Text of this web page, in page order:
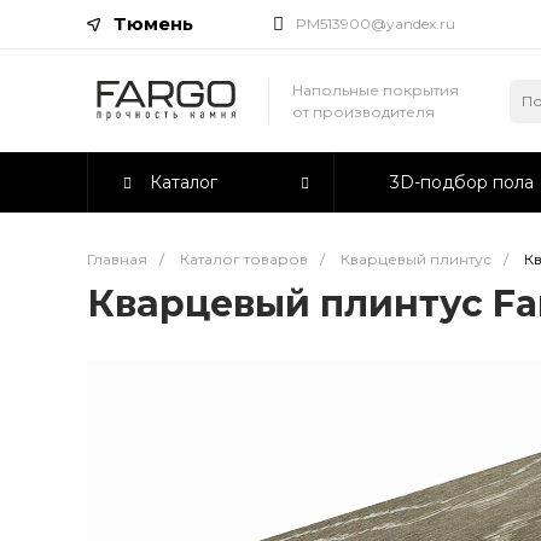
Тюмень PM513900@yandex.ru
Напольные покрытия
от производителя
Каталог 3D-подбор пола
Главная / Каталог товаров / Кварцевый плинтус /
Кварцевый плинтус